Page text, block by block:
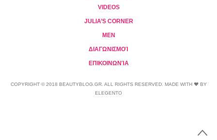
VIDEOS
JULIA’S CORNER
MEN
ΔΙΑΓΩΝΙΣΜΟΊ
ΕΠΙΚΟΙΝΩΝΊΑ
COPYRIGHT © 2018 BEAUTYBLOG.GR. ALL RIGHTS RESERVED. MADE WITH ❤ BY
ELEGENTO